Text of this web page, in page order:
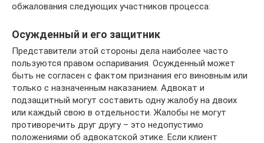
обжалования следующих участников процесса:
Осужденный и его защитник
Представители этой стороны дела наиболее часто
пользуются правом оспаривания. Осужденный может
быть не согласен с фактом признания его виновным или
только с назначенным наказанием. Адвокат и
подзащитный могут составить одну жалобу на двоих
или каждый свою в отдельности. Жалобы не могут
противоречить друг другу – это недопустимо
положениями об адвокатской этике. Если клиент